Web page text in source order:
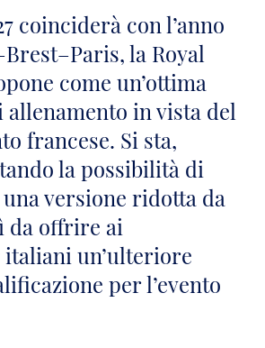
coinciderà con l’anno
la Royal
come un’ottima
allenamento in vista del
francese. Si sta,
la possibilità di
versione ridotta da
da offrire ai
un’ulteriore
per l’evento